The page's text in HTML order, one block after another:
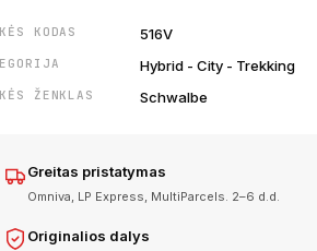
KODAS 516V
Hybrid - City - Trekking
ŽENKLAS Schwalbe
Greitas pristatymas
Omniva, LP Express, MultiParcels. 2–6 d.d.
Originalios dalys